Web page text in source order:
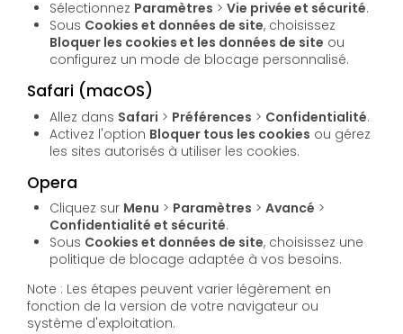
Sélectionnez Paramètres >Vie privée et sécurité.
Sous Cookies et données de site, choisissez
Bloquer les cookies et les données de site ou
configurez un mode de blocage personnalisé.
Safari (macOS)
Allez dans Safari > Préférences > Confidentialité.
Activez l'option Bloquer tous les cookies ou gérez
les sites autorisés à utiliser les cookies.
Opera
Cliquez sur Menu > Paramètres >Avancé >
Confidentialité et sécurité.
Sous Cookies et données de site, choisissez une
politique de blocage adaptée à vos besoins.
Note : Les étapes peuvent varier légèrement en
fonction de la version de votre navigateur ou
système d'exploitation.